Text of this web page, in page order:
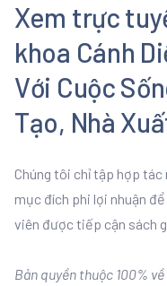
Xem trực
khoa Cánh
Với Cuộc
Tạo, Nhà
Chúng tôi chỉ tập hợp tác
mục đích phi lợi nhuận
viên được tiếp cận sách
Bản quyền thuộc 100%